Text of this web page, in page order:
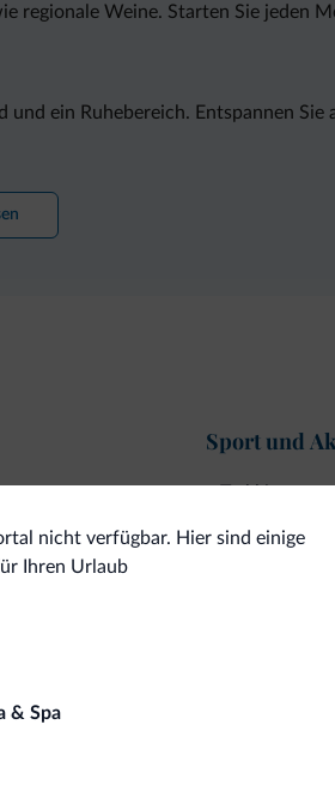
regionale Weine. Starten Sie jeden
ein Ruhebereich. Entspannen Sie
Sport und
nicht verfügbar. Hier sind einige
Ihren Urlaub
& Spa